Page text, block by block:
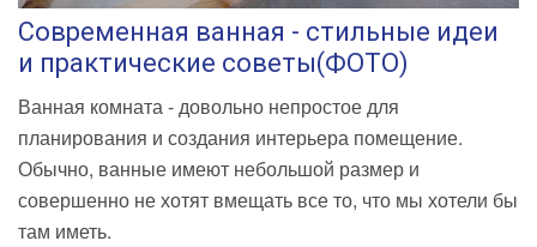
Современная ванная - стильные идеи
и практические советы(ФОТО)
Ванная комната - довольно непростое для
планирования и создания интерьера помещение.
Обычно, ванные имеют небольшой размер и
совершенно не хотят вмещать все то, что мы хотели бы
там иметь.